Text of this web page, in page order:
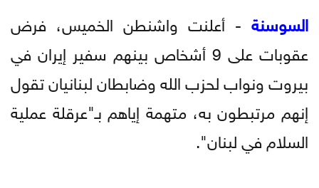
السوسنة - أعلنت واشنطن الخميس، فرض
عقوبات على 9 أشخاص بينهم سفير إيران في
بيروت ونواب لحزب الله وضابطان لبنانيان تقول
إنهم مرتبطون به، متهمة إياهم بـ"عرقلة عملية
السلام في لبنان".